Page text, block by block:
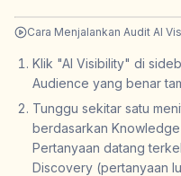
Cara Menjalankan Audit AI
Klik "AI Visibility" di
Audience yang benar
Tunggu sekitar satu
berdasarkan
Pertanyaan datang
Discovery (pertanyaan